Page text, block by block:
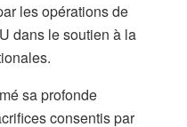
les opérations de
dans le soutien à la
sa profonde
consentis par